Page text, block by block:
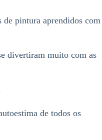
de pintura aprendidos com
divertiram muito com as
de todos os